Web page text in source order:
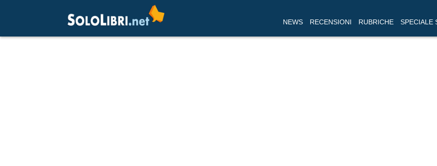
NEWS RECENSIONI RUBRICHE SPECIALE